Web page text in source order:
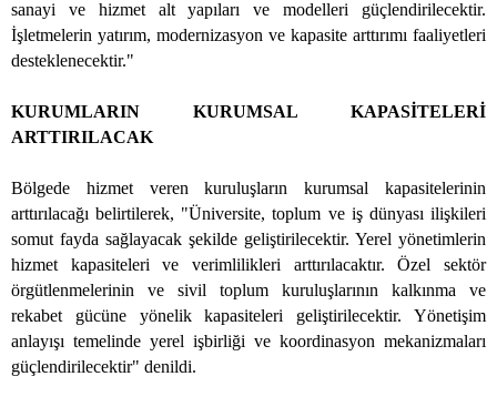
sanayi ve hizmet alt yapıları ve modelleri güçlendirilecektir.
İşletmelerin yatırım, modernizasyon ve kapasite arttırımı faaliyetleri
desteklenecektir."
KURUMLARIN KURUMSAL KAPASİTELERİ
ARTTIRILACAK
Bölgede hizmet veren kuruluşların kurumsal kapasitelerinin
arttırılacağı belirtilerek, "Üniversite, toplum ve iş dünyası ilişkileri
somut fayda sağlayacak şekilde geliştirilecektir. Yerel yönetimlerin
hizmet kapasiteleri ve verimlilikleri arttırılacaktır. Özel sektör
örgütlenmelerinin ve sivil toplum kuruluşlarının kalkınma ve
rekabet gücüne yönelik kapasiteleri geliştirilecektir. Yönetişim
anlayışı temelinde yerel işbirliği ve koordinasyon mekanizmaları
güçlendirilecektir" denildi.